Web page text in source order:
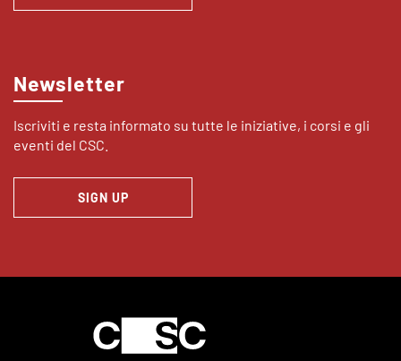
Newsletter
Iscriviti e resta informato su tutte le iniziative, i corsi e gli
eventi del CSC.
SIGN UP